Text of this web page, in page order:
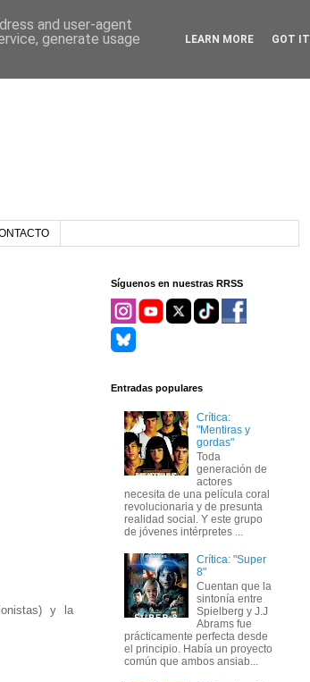
y la
Síguenos en nuestras RRSS
Entradas populares
Crítica:
"Mentiras y
gordas"
Toda
generación de
actores
necesita de una película coral
revolucionaria y de presunta
realidad social. Y este grupo
de jóvenes intérpretes ...
Crítica: "Super
8"
Cuentan que la
sintonía entre
Spielberg y J.J
Abrams fue
prácticamente perfecta desde
el principio. Había un proyecto
común que ambos ansiab...
and user-agent
generate usage
LEARN MORE GOT IT